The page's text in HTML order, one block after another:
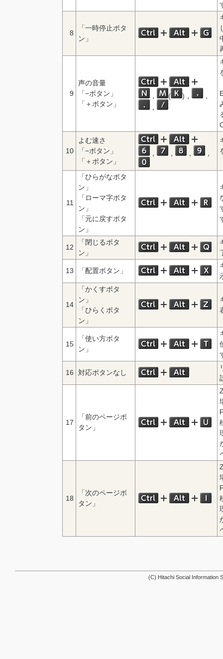
8
「一時停止ボタ
ン」
9
声の音量
「−ボタン」
「＋ボタン」
， ( )，
，
，
10
よむ速さ
「−ボタン」
「＋ボタン」
， ， ， ，
11
「ひらがなボタ
ン」
「ローマ字ボタ
ン」
「元に戻すボタ
ン」
12
「閉じるボタ
ン」
13 「配置ボタン」
14
「かくすボタ
ン」
「ひらくボタ
ン」
15
「使い方ボタ
ン」
16 対応ボタンなし
17
「前のページボ
タン」
18
「次のページボ
タン」
(C) Hitachi Social Information